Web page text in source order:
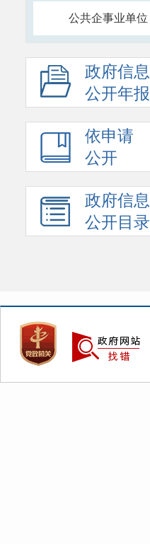
公共企事业单位
政府信息
公开年报
依申请
公开
政府信息
公开目录